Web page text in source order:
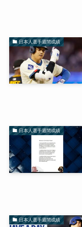
日本人選手週間成績
日本人選手週間成績
日本人選手週間成績